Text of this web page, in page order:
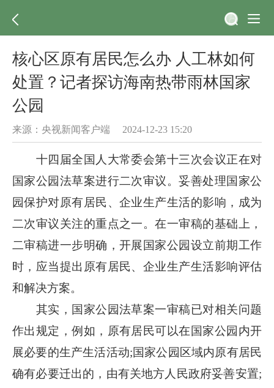
核心区原有居民怎么办 人工林如何
处置？记者探访海南热带雨林国家
公园
来源：央视新闻客户端 2024-12-23 15:20
十四届全国人大常委会第十三次会议正在对
国家公园法草案进行二次审议。妥善处理国家公
园保护对原有居民、企业生产生活的影响，成为
二次审议关注的重点之一。在一审稿的基础上，
二审稿进一步明确，开展国家公园设立前期工作
时，应当提出原有居民、企业生产生活影响评估
和解决方案。
其实，国家公园法草案一审稿已对相关问题
作出规定，例如，原有居民可以在国家公园内开
展必要的生产生活活动;国家公园区域内原有居民
确有必要迁出的，由有关地方人民政府妥善安置;